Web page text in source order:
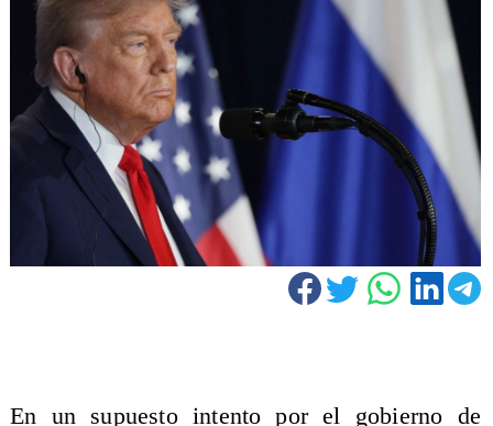
En un supuesto intento por el gobierno de